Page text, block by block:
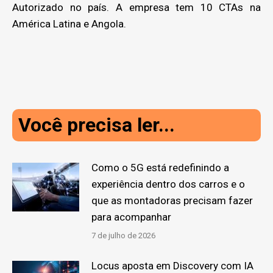
Autorizado no país. A empresa tem 10 CTAs na
América Latina e Angola.
Você precisa ler...
Como o 5G está redefinindo a
experiência dentro dos carros e o
que as montadoras precisam fazer
para acompanhar
7 de julho de 2026
Locus aposta em Discovery com IA